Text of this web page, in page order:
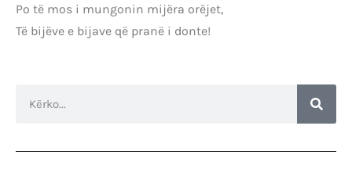
Po të mos i mungonin mijëra orëjet,
Të bijëve e bijave që pranë i donte!